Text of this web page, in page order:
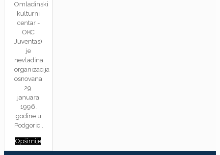
Omladinski
kulturni
centar -
OKC
Juventas)
je
nevladina
organizacija
osnovana
29.
januara
1996.
godine u
Podgorici.
Opširnije